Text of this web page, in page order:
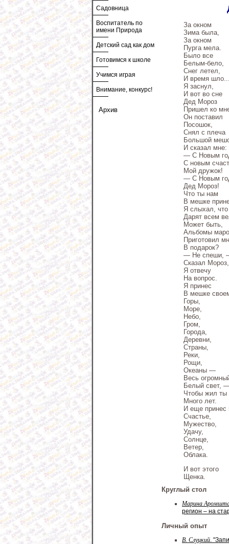
Садовница
Воспитатель по
имени Природа
Детский сад как дом
Готовимся к школе
Учимся играя
Внимание, конкурс!
Архив
За окном
Зима была,
За окном
Пурга мела.
Было все
Белым-бело,
Снег летел,
И время
Я заснул,
И вот во сне
Дед Мороз
Пришел ко
Он поставил
Посошок,
Снял с плеча
Большой
И сказал мне:
— С Новым
С новым
Мой дружок!
— С Новым
Дед Мороз!
Что ты нам
В мешке
Я слыхал,
Дарят всем
Может быть,
Альбомы
Приготовил
В подарок?
— Не спеши,
Сказал
Я отвечу
На вопрос.
Я принес
В мешке
Горы,
Море,
Небо,
Гром,
Города,
Деревни,
Страны,
Реки,
Рощи,
Океаны —
Весь
Белый свет,
Чтобы жил ты
Много лет.
И еще принес
Счастье,
Мужество,
Удачу,
Солнце,
Ветер,
Облака.
И вот этого
Щенка.
Круглый стол
Марина
регион – на
Личный опыт
В. Слуцкий.